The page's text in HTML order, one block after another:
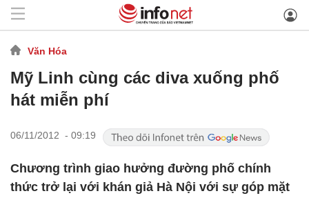
Văn Hóa
Mỹ Linh cùng các diva xuống phố
hát miễn phí
06/11/2012 - 09:19
Chương trình giao hưởng đường phố chính
thức trở lại với khán giả Hà Nội với sự góp mặt